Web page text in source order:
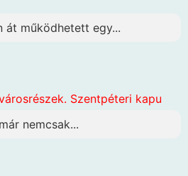
át működhetett egy...
Szentpéteri kapu
nemcsak...